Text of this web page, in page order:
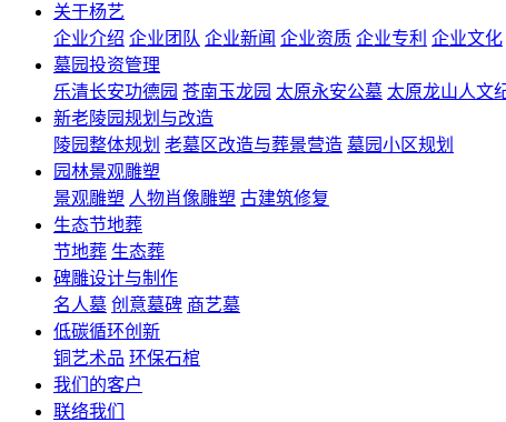
关于杨艺
企业介绍 企业团队 企业新闻 企业资质 企业专利 企业文化
墓园投资管理
乐清长安功德园 苍南玉龙园 太原永安公墓 太原龙山人文
新老陵园规划与改造
陵园整体规划 老墓区改造与葬景营造 墓园小区规划
园林景观雕塑
景观雕塑 人物肖像雕塑 古建筑修复
生态节地葬
节地葬 生态葬
碑雕设计与制作
名人墓 创意墓碑 商艺墓
低碳循环创新
铜艺术品 环保石棺
我们的客户
联络我们